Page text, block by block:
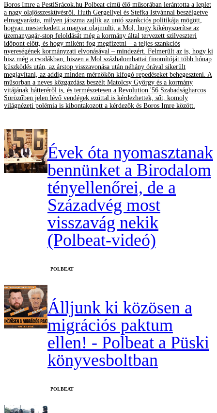
Boros Imre a PestiSrácok.hu Polbeat című élő műsorában lerántotta a leplet
a nagy olajösszesküvésről. Huth Gergellyel és Stefka Istvánnal beszélgetve
elmagyarázta, milyen játszma zajlik az unió szankciós politikája mögött,
hogyan mesterkedett a magyar olajmulti, a Mol, hogy kikényszerítse az
üzemanyagár-stop feloldását még a kormány által tervezett szilveszteri
időpont előtt, és hogy miként fog megfizetni – a teljes szankciós
nyereségének kormányzati elvonásával – mindezért. Felmerült az is, hogy ki
hisz még a csodákban, hiszen a Mol százhalombattai finomítóját több hónap
küszködés után, az árstop visszavonása után néhány órával sikerült
megjavítani, az addig minden mérnökön kifogó repedéseket behegeszteni. A
műsorban a neves közgazdász beszélt Matolcsy György és a kormány
vitájának hátteréről is, és természetesen a Revolution '56 Szabadságharcos
Sörözőben jelen lévő vendégek ezúttal is kérdezhettek, sőt, komoly
világnézeti polémia is kibontakozott a kérdezők és Boros Imre között.
Évek óta nyomasztanak
bennünket a Birodalom
tényellenőrei, de a
Századvég most
visszavág nekik
(Polbeat-videó)
‎POLBEAT
Álljunk ki közösen a
migrációs paktum
ellen! - Polbeat a Püski
könyvesboltban
‎POLBEAT